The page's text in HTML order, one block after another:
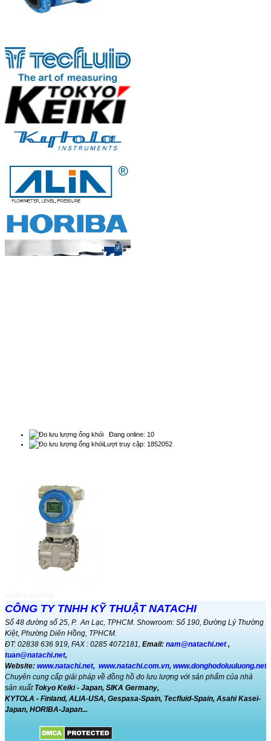
Siêu âm là gì? Siêu âm là sóng cơ
học...
Xử lý nước thải ở Việt Nam...
I. Đôi điều về xử lý nước thải ...
đo lưu lư...
Đồng hồ đo lưu lượng, thiết bị
thống kê ...
Đồng hồ đo lưu lượng dùng để thống kế,
đ...
Đồng hồ đo lưu lượng nước thải kênh
hở b...
COD, BOD, DO và phương pháp
xác định...
Phương pháp phân tích COD trong
Đo lưu lượng khí gas ...
đồng hồ đo lưu lượng khí GAS model
CGR-0...
Đang online: 10
Lượt truy cập: 1852052
CÔNG TY TNHH KỸ THUẬT NATACHI
Số 48 đường số 25, P. An Lạc, TPHCM. Showroom: Số 190, Đường Lý Thường
Kiệt, Phường Diên Hồng, TPHCM.
ĐT: 02838 636 919, FAX : 0285 4072181, Email: nam@natachi.net,
tuan@natachi.net,
Website: www.natachi.net, www.natachi.com.vn, www.donghodoluuluong.net
Chuyên cung cấp giải pháp về đồng hồ đo lưu lượng với sản phẩm của nhà
sản xuất Tokyo Keiki - Japan, SIKA Germany,
KYTOLA - Finland, ALIA-USA, Gespasa-Spain, Tecfluid-Spain, Asahi Kasei-
Japan, HORIBA-Japan...